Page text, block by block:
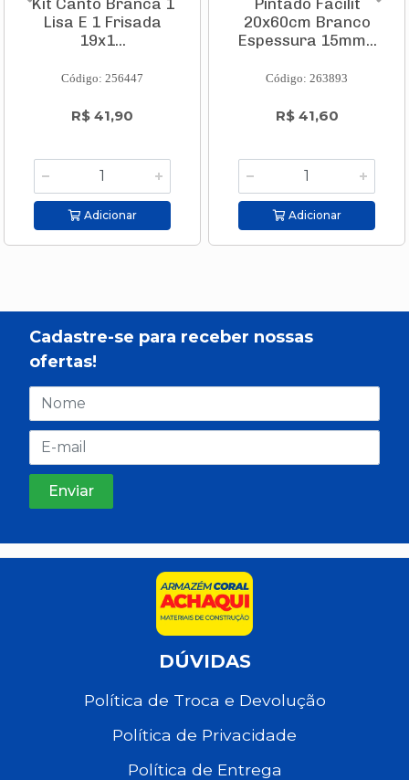
Kit Canto Branca 1
Lisa E 1 Frisada
19x1...
Código: 256447
R$ 41,90
Adicionar
Pintado Facilit
20x60cm Branco
Espessura 15mm...
Código: 263893
R$ 41,60
Adicionar
Cadastre-se para receber nossas
ofertas!
DÚVIDAS
Política de Troca e Devolução
Política de Privacidade
Política de Entrega